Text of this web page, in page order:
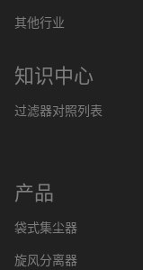
其他行业
知识中心
过滤器对照列表
产品
袋式集尘器
旋风分离器